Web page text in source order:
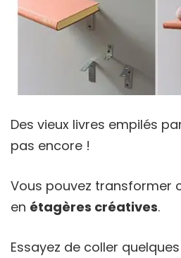
Des vieux livres empilés
pas encore !
Vous pouvez transformer
en étagères créatives.
Essayez de coller